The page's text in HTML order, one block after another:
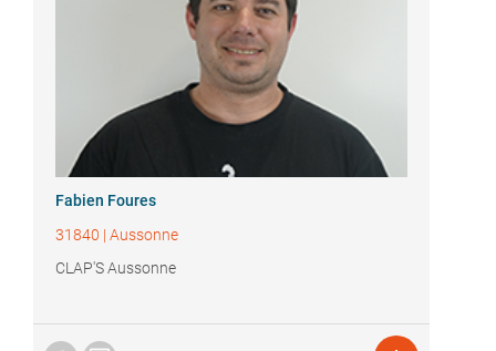
Fabien Foures
31840 | Aussonne
CLAP'S Aussonne